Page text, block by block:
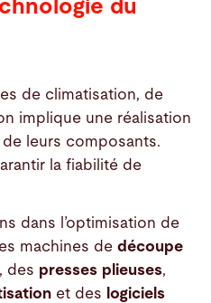
du
de climatisation, de
implique une réalisation
leurs composants.
la fiabilité de
dans l’optimisation de
machines de découpe
, des presses plieuses,
et des logiciels